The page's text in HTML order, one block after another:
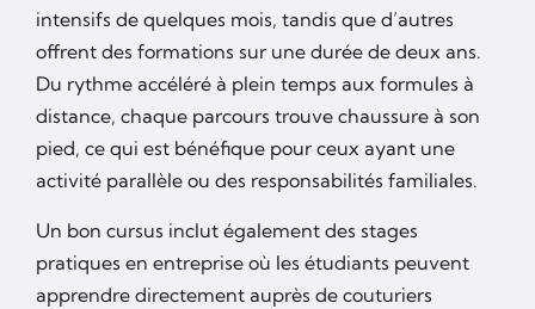
intensifs de quelques mois, tandis que d’autres
offrent des formations sur une durée de deux ans.
Du rythme accéléré à plein temps aux formules à
distance, chaque parcours trouve chaussure à son
pied, ce qui est bénéfique pour ceux ayant une
activité parallèle ou des responsabilités familiales.
Un bon cursus inclut également des stages
pratiques en entreprise où les étudiants peuvent
apprendre directement auprès de couturiers